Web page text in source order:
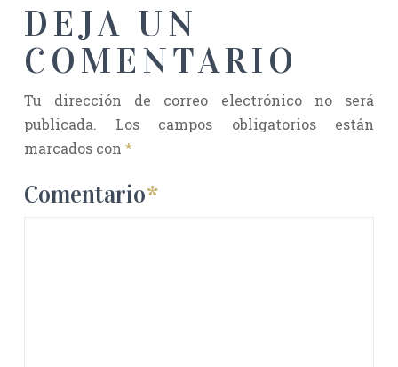
DEJA UN
COMENTARIO
Tu dirección de correo electrónico no será
publicada.
Los campos obligatorios están
marcados con *
Comentario*